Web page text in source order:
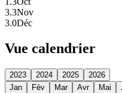
3.3Nov
3.0Déc
Vue calendrier
2023 2024 2025
2026
Jan
Fév Mar Avr Mai